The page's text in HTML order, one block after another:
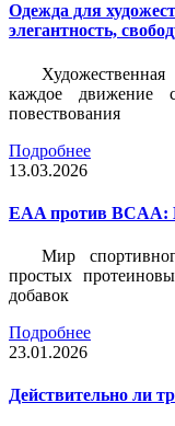
Одежда для
элегантность,
каждое движение
повествования
Подробнее
13.03.2026
EAA против BCAA:
Мир
простых
добавок
Подробнее
23.01.2026
Действительно ли